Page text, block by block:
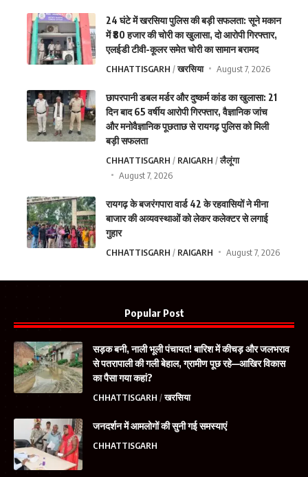
24 घंटे में खरसिया पुलिस की बड़ी सफलता: सूने मकान
में ₹80 हजार की चोरी का खुलासा, दो आरोपी गिरफ्तार,
एलईडी टीवी-कूलर समेत चोरी का सामान बरामद
CHHATTISGARH खरसिया August 7, 2026
छापरपानी डबल मर्डर और दुष्कर्म कांड का खुलासा: 21
दिन बाद 65 वर्षीय आरोपी गिरफ्तार, वैज्ञानिक जांच
और मनोवैज्ञानिक पूछताछ से रायगढ़ पुलिस को मिली
बड़ी सफलता
CHHATTISGARH RAIGARH
लैलूंगा
August 7, 2026
रायगढ़ के बजरंगपारा वार्ड 42 के रहवासियों ने मीना
बाजार की अव्यवस्थाओं को लेकर कलेक्टर से लगाई
गुहार
CHHATTISGARH RAIGARH August 7, 2026
Popular Post
सड़क बनी, नाली भूली पंचायत! बारिश में कीचड़ और जलभराव
से पतरापाली की गली बेहाल, ग्रामीण पूछ रहे—आखिर विकास
का पैसा गया कहां?
CHHATTISGARH खरसिया
जनदर्शन में आमलोगों की सुनी गई समस्याएं
CHHATTISGARH